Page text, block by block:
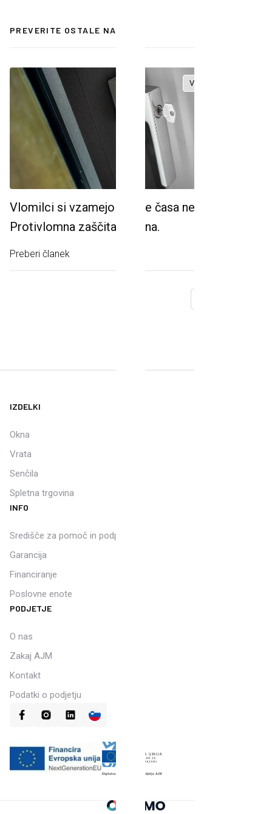
PREVERITE OSTALE NASVETE
Varnost
Vlomilci si vzamejo vse, le časa ne.
Protivlomna zaščita in okna.
Preberi članek
IZDELKI
Okna
Vrata
Senčila
Spletna trgovina
INFO
Središče za pomoč in podporo
Garancija
Financiranje
Poslovne enote
PODJETJE
O nas
Zakaj AJM
Kontakt
Podatki o podjetju